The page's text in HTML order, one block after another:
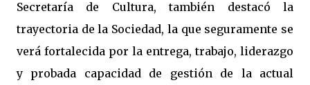
Secretaría de Cultura, también destacó la
trayectoria de la Sociedad, la que seguramente se
verá fortalecida por la entrega, trabajo, liderazgo
y probada capacidad de gestión de la actual